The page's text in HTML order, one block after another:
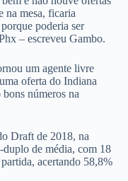
na mesa, ficaria
poderia ser
– escreveu Gambo.
um agente livre
oferta do Indiana
números na
Draft de 2018, na
de média, com 18
acertando 58,8%